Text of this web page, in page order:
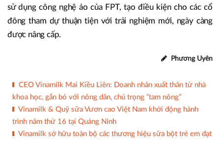
sử dụng công nghệ ảo của FPT, tạo điều kiện cho các cổ
đông tham dự thuận tiện với trải nghiệm mới, ngày càng
được nâng cấp.
Phương Uyên
CEO Vinamilk Mai Kiều Liên: Doanh nhân xuất thân từ nhà
khoa học, gắn bó với nông dân, chú trọng “tam nông”
Vinamilk & Quỹ sữa Vươn cao Việt Nam khởi động hành
trình năm thứ 16 tại Quảng Ninh
Vinamilk sở hữu toàn bộ các thương hiệu sữa bột trẻ em đạt